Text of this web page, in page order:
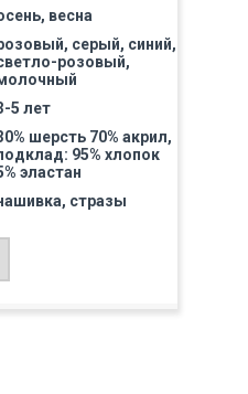
весна
серый, синий,
розовый,
5 лет
шерсть 70% акрил,
95% хлопок
эластан
стразы